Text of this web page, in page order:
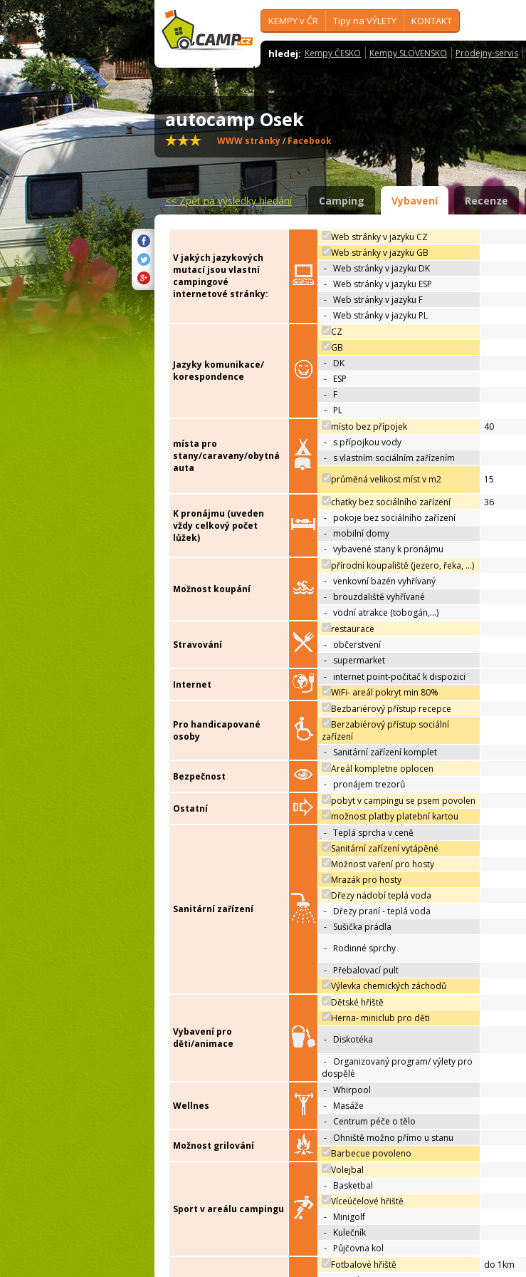
KEMPY v ČR Tipy na VÝLETY KONTAKT
hledej: Kempy ČESKO Kempy SLOVENSKO Prodejny-servis
autocamp Osek
WWW stránky/Facebook
<<Zpět na výsledky hledání Camping Vybavení Recenze
V jakých jazykových
mutací jsou vlastní
campingové
internetové stránky:
Web stránky v jazyku CZ
Web stránky v jazyku GB
- Web stránky v jazyku DK
- Web stránky v jazyku ESP
- Web stránky v jazyku F
- Web stránky v jazyku PL
Jazyky komunikace/
korespondence
CZ
GB
- DK
- ESP
- F
- PL
místa pro
stany/caravany/obytná
auta
místo bez přípojek 40
- s přípojkou vody
- s vlastním sociálním zařízením
průměná velikost míst v m2
15
K pronájmu (uveden
vždy celkový počet
lůžek)
chatky bez sociálního zařízení 36
- pokoje bez sociálního zařízení
- mobilní domy
- vybavené stany k pronájmu
Možnost koupání
přírodní koupaliště (jezero, řeka, …)
- venkovní bazén vyhřívaný
- brouzdaliště vyhřívané
- vodní atrakce (tobogán,…)
Stravování
restaurace
- občerstvení
- supermarket
Internet
- internet point-počitač k dispozici
WiFi- areál pokryt min 80%
Pro handicapované
osoby
Bezbariérový přístup recepce
Berzabiérový přístup sociální
zařízení
- Sanitární zařízení komplet
Bezpečnost
Areál kompletne oplocen
- pronájem trezorů
Ostatní
pobyt v campingu se psem povolen
možnost platby platební kartou
Sanitární zařízení
- Teplá sprcha v ceně
Sanitární zařízení vytápěné
Možnost vaření pro hosty
Mrazák pro hosty
Dřezy nádobí teplá voda
- Dřezy praní - teplá voda
- Sušička prádla
- Rodinné sprchy
- Přebalovací pult
Výlevka chemických záchodů
Vybavení pro
děti/animace
Dětské hřiště
Herna- miniclub pro děti
- Diskotéka
- Organizovaný program/ výlety pro
dospělé
Wellnes
- Whirpool
- Masáže
- Centrum péče o tělo
Možnost grilování
- Ohniště možno přímo u stanu
Barbecue povoleno
Sport v areálu campingu
Volejbal
- Basketbal
Víceúčelové hřiště
- Minigolf
- Kulečník
- Půjčovna kol
Fotbalové hřiště
do 1km